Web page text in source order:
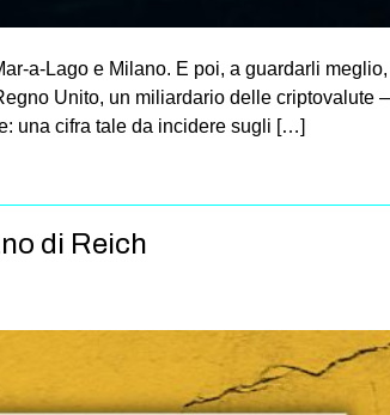
a-Lago e Milano. E poi, a guardarli
Unito, un miliardario delle
una cifra tale da incidere sugli […]
di Reich